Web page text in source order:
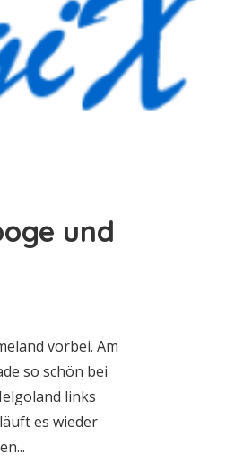
und
vorbei. Am
so schön bei
links
es wieder